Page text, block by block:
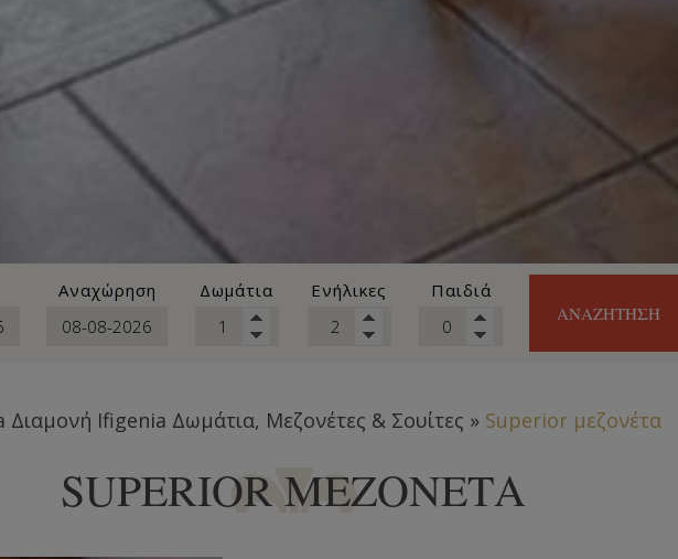
Αναχώρηση Δωμάτια Ενήλικες
Παιδιά
ΑΝΑΖΉΤΗΣΗ
Διαμονή Ifigenia Δωμάτια, Μεζονέτες & Σουίτες » Superior μεζονέτα
SUPERIOR ΜΕΖΟΝΈΤΑ